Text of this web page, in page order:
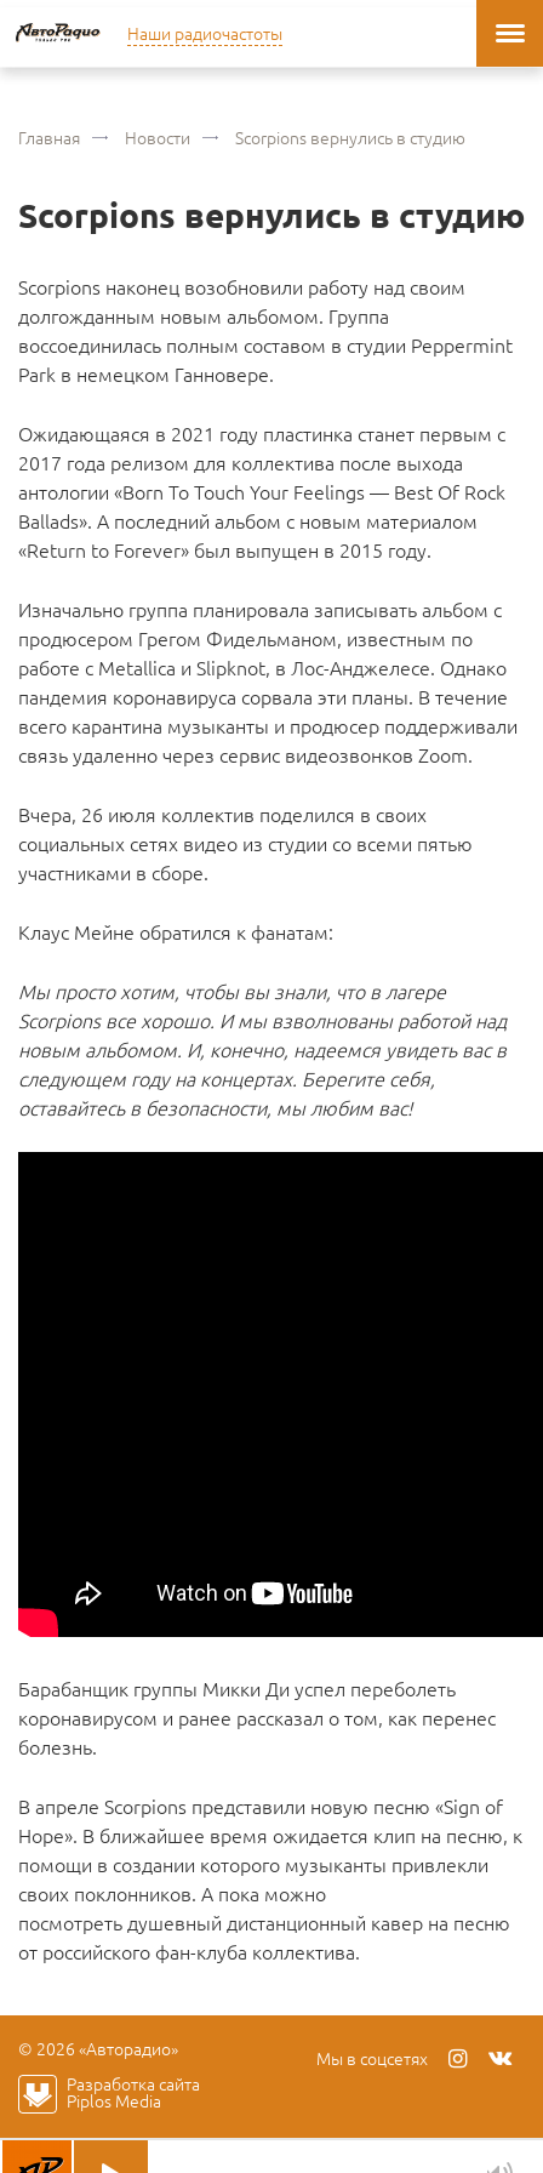
Наши радиочастоты
Главная Новости Scorpions вернулись в студию
Scorpions вернулись в студию
Scorpions наконец возобновили работу над своим
долгожданным новым альбомом. Группа
воссоединилась полным составом в студии Peppermint
Park в немецком Ганновере.
Ожидающаяся в 2021 году пластинка станет первым с
2017 года релизом для коллектива после выхода
антологии «Born To Touch Your Feelings — Best Of Rock
Ballads». А последний альбом с новым материалом
«Return to Forever» был выпущен в 2015 году.
Изначально группа планировала записывать альбом с
продюсером Грегом Фидельманом, известным по
работе с Metallica и Slipknot, в Лос-Анджелесе. Однако
пандемия коронавируса сорвала эти планы. В течение
всего карантина музыканты и продюсер поддерживали
связь удаленно через сервис видеозвонков Zoom.
Вчера, 26 июля коллектив поделился в своих
социальных сетях видео из студии со всеми пятью
участниками в сборе.
Клаус Мейне обратился к фанатам:
Мы просто хотим, чтобы вы знали, что в лагере
Scorpions все хорошо. И мы взволнованы работой над
новым альбомом. И, конечно, надеемся увидеть вас в
следующем году на концертах. Берегите себя,
оставайтесь в безопасности, мы любим вас!
Барабанщик группы Микки Ди успел переболеть
коронавирусом и ранее рассказал о том, как перенес
болезнь.
В апреле Scorpions представили новую песню «Sign of
Hope». В ближайшее время ожидается клип на песню, к
помощи в создании которого музыканты привлекли
своих поклонников. А пока можно
посмотреть душевный дистанционный кавер на песню
от российского фан-клуба коллектива.
© 2026 «Авторадио»
Мы в соцсетях
Разработка сайта
Piplos Media